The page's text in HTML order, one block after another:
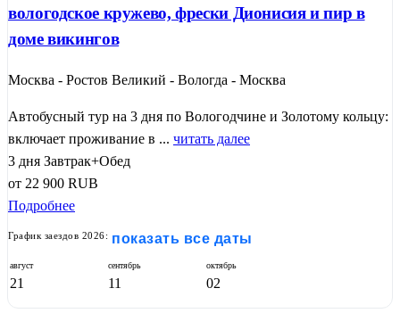
вологодское кружево, фрески Дионисия и пир в
доме викингов
Москва - Ростов Великий - Вологда - Москва
Автобусный тур на 3 дня по Вологодчине и Золотому кольцу:
включает проживание в ... читать далее
3 дня Завтрак+Обед
от 22 900 RUB
Подробнее
График заездов 2026: показать все даты
август
21
сентябрь
11
октябрь
02